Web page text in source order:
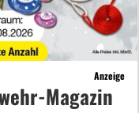
Anzeige
Magazin